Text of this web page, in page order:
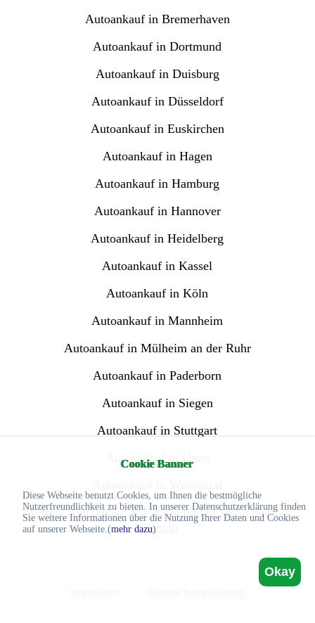
Cookie Banner
Diese Webseite benutzt Cookies, um Ihnen die bestmögliche
Nutzerfreundlichkeit zu bieten. In unserer Datenschutzerklärung finden
Sie weitere Informationen über die Nutzung Ihrer Daten und Cookies
auf unserer Webseite.(mehr dazu)
Okay
Autoankauf in Bremerhaven
Autoankauf in Dortmund
Autoankauf in Duisburg
Autoankauf in Düsseldorf
Autoankauf in Euskirchen
Autoankauf in Hagen
Autoankauf in Hamburg
Autoankauf in Hannover
Autoankauf in Heidelberg
Autoankauf in Kassel
Autoankauf in Köln
Autoankauf in Mannheim
Autoankauf in Mülheim an der Ruhr
Autoankauf in Paderborn
Autoankauf in Siegen
Autoankauf in Stuttgart
Autoankauf in Unna
Weitere Autoankauf Standorte finden Sie in unserer
Sitemap